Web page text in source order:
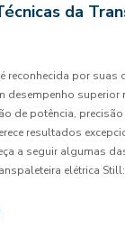
da
reconhecida por suas
desempenho superior
de potência,
resultados
a seguir algumas
elétrica Still: